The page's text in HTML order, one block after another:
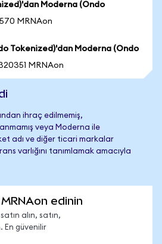
Moderna (Ondo
MRNAon
Tokenized)'dan Moderna (Ondo
MRNAon
ihraç edilmemiş,
veya Moderna ile
adı ve diğer ticari markalar
varlığını tanımlamak amacıyla
edinin
alın, satın,
En güvenilir